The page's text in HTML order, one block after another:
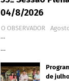
04/8/2026
O OBSERVADOR
…
…
de